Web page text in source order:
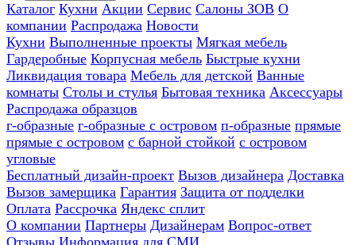
Каталог Кухни Акции Сервис Салоны ЗОВ О
компании Распродажа Новости
Кухни Выполненные проекты Мягкая мебель
Гардеробные Корпусная мебель Быстрые кухни
Ликвидация товара Мебель для детской Ванные
комнаты Столы и стулья Бытовая техника Аксессуары
Распродажа образцов
г-образные г-образные с островом п-образные прямые
прямые с островом с барной стойкой с островом
угловые
Бесплатный дизайн-проект Вызов дизайнера Доставка
Вызов замерщика Гарантия Защита от подделки
Оплата Рассрочка Яндекс сплит
О компании Партнеры Дизайнерам Вопрос-ответ
Отзывы Информация для СМИ